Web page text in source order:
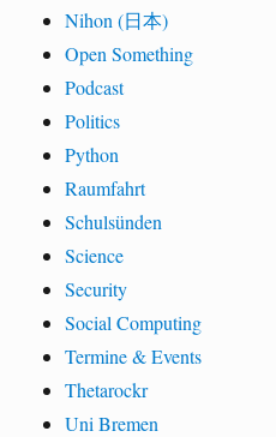
Nihon (日本)
Open Something
Podcast
Politics
Python
Raumfahrt
Schulsünden
Science
Security
Social Computing
Termine & Events
Thetarockr
Uni Bremen